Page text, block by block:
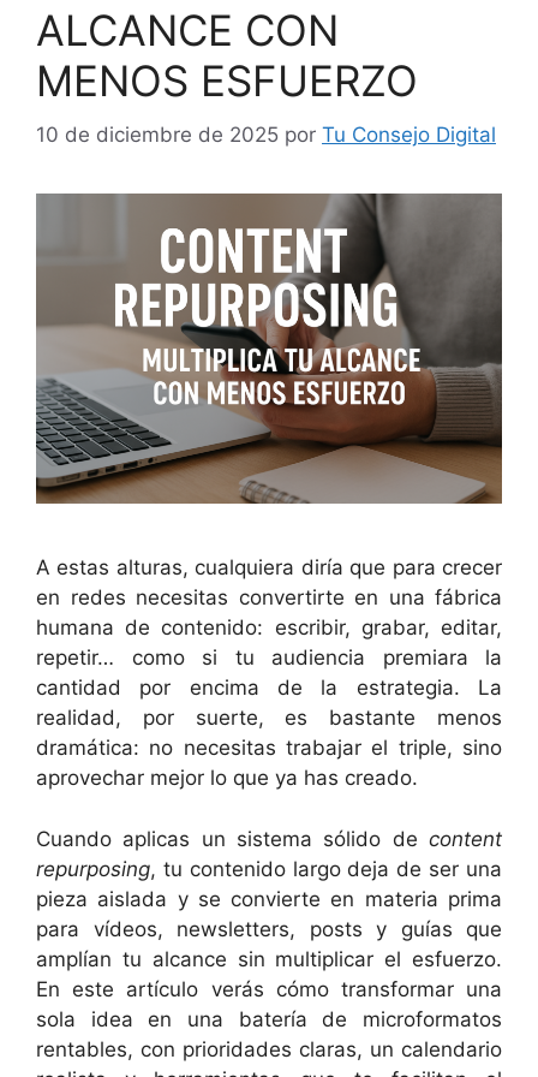
ALCANCE CON
MENOS ESFUERZO
10 de diciembre de 2025 por Tu Consejo Digital
A estas alturas, cualquiera diría que para crecer
en redes necesitas convertirte en una fábrica
humana de contenido: escribir, grabar, editar,
repetir… como si tu audiencia premiara la
cantidad por encima de la estrategia. La
realidad, por suerte, es bastante menos
dramática: no necesitas trabajar el triple, sino
aprovechar mejor lo que ya has creado.
Cuando aplicas un sistema sólido de content
repurposing, tu contenido largo deja de ser una
pieza aislada y se convierte en materia prima
para vídeos, newsletters, posts y guías que
amplían tu alcance sin multiplicar el esfuerzo.
En este artículo verás cómo transformar una
sola idea en una batería de microformatos
rentables, con prioridades claras, un calendario